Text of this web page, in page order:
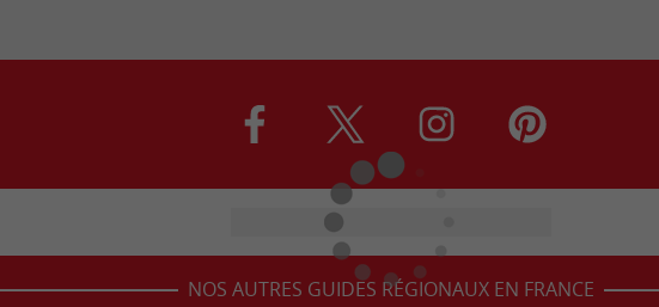
NOS AUTRES GUIDES RÉGIONAUX EN FRANCE